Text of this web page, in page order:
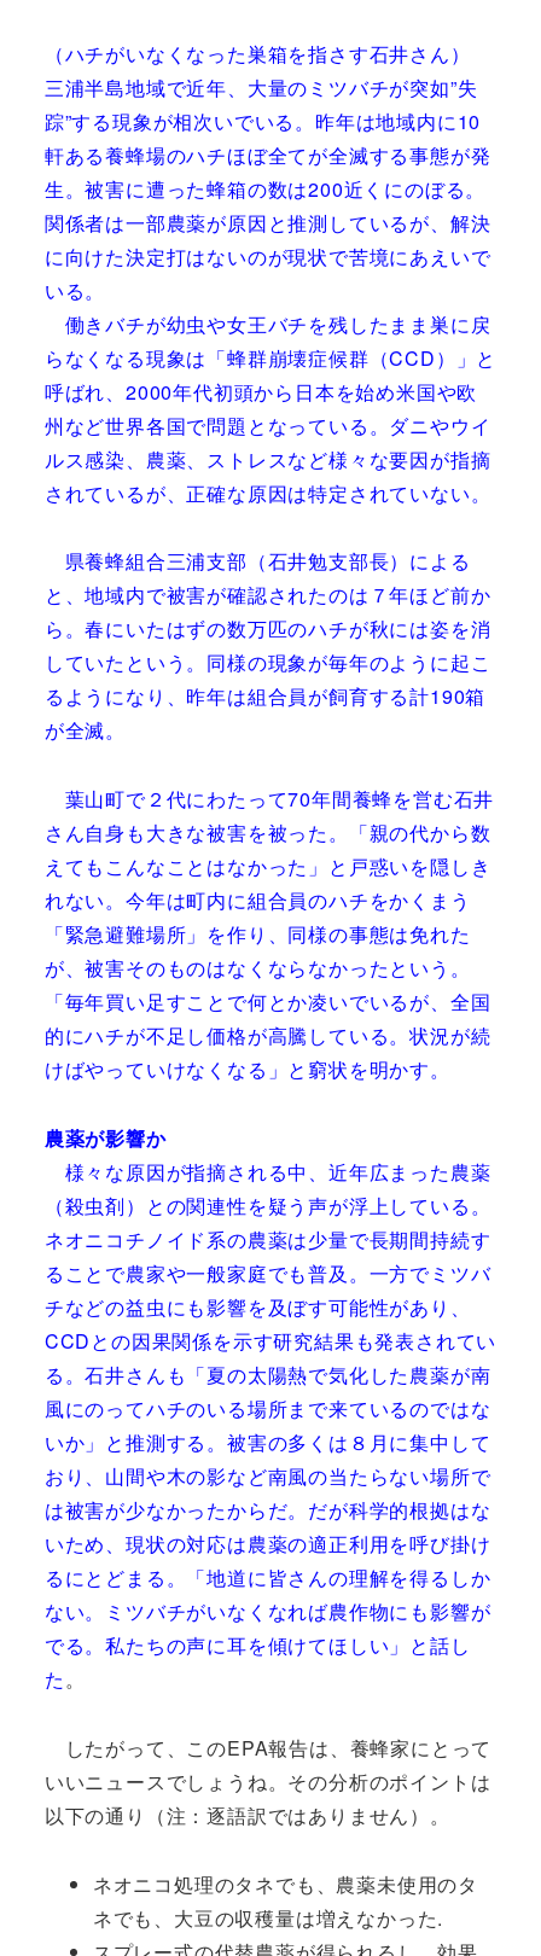
（ハチがいなくなった巣箱を指さす石井さん）
三浦半島地域で近年、大量のミツバチが突如”失
踪”する現象が相次いでいる。昨年は地域内に10
軒ある養蜂場のハチほぼ全てが全滅する事態が発
生。被害に遭った蜂箱の数は200近くにのぼる。
関係者は一部農薬が原因と推測しているが、解決
に向けた決定打はないのが現状で苦境にあえいで
いる。
働きバチが幼虫や女王バチを残したまま巣に戻
らなくなる現象は「蜂群崩壊症候群（CCD）」と
呼ばれ、2000年代初頭から日本を始め米国や欧
州など世界各国で問題となっている。ダニやウイ
ルス感染、農薬、ストレスなど様々な要因が指摘
されているが、正確な原因は特定されていない。
県養蜂組合三浦支部（石井勉支部長）による
と、地域内で被害が確認されたのは７年ほど前か
ら。春にいたはずの数万匹のハチが秋には姿を消
していたという。同様の現象が毎年のように起こ
るようになり、昨年は組合員が飼育する計190箱
が全滅。
葉山町で２代にわたって70年間養蜂を営む石井
さん自身も大きな被害を被った。「親の代から数
えてもこんなことはなかった」と戸惑いを隠しき
れない。今年は町内に組合員のハチをかくまう
「緊急避難場所」を作り、同様の事態は免れた
が、被害そのものはなくならなかったという。
「毎年買い足すことで何とか凌いでいるが、全国
的にハチが不足し価格が高騰している。状況が続
けばやっていけなくなる」と窮状を明かす。
農薬が影響か
様々な原因が指摘される中、近年広まった農薬
（殺虫剤）との関連性を疑う声が浮上している。
ネオニコチノイド系の農薬は少量で長期間持続す
ることで農家や一般家庭でも普及。一方でミツバ
チなどの益虫にも影響を及ぼす可能性があり、
CCDとの因果関係を示す研究結果も発表されてい
る。石井さんも「夏の太陽熱で気化した農薬が南
風にのってハチのいる場所まで来ているのではな
いか」と推測する。被害の多くは８月に集中して
おり、山間や木の影など南風の当たらない場所で
は被害が少なかったからだ。だが科学的根拠はな
いため、現状の対応は農薬の適正利用を呼び掛け
るにとどまる。「地道に皆さんの理解を得るしか
ない。ミツバチがいなくなれば農作物にも影響が
でる。私たちの声に耳を傾けてほしい」と話し
た。
したがって、このEPA報告は、養蜂家にとって
いいニュースでしょうね。その分析のポイントは
以下の通り（注：逐語訳ではありません）。
ネオニコ処理のタネでも、農薬未使用のタ
ネでも、大豆の収穫量は増えなかった.